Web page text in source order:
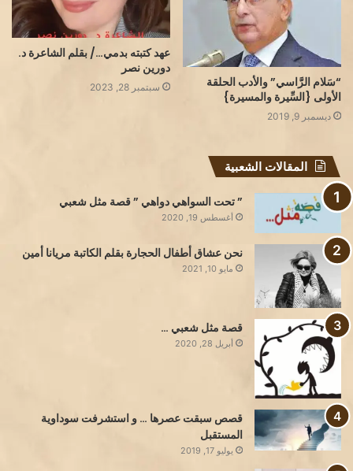
“سَلام الرَّاسي” والأدب الحلقة
الأولى {السِّيرة والمسيرة}
ديسمبر 9, 2019
عهد كتبته بدمي…/ بقلم الشاعرة د.
دورين نصر
سبتمبر 28, 2023
المقالات الشعبية
” تحت السواهي دواهي ” قصة مثل شعبي
أغسطس 19, 2020
نحن عشاق أطفال الحجارة بقلم الكاتبة مريانا أمين
مايو 10, 2021
قصة مثل شعبي …
أبريل 28, 2020
قصص سبقت عصرها … و استشرفت سوداوية
المستقبل
يوليو 17, 2019